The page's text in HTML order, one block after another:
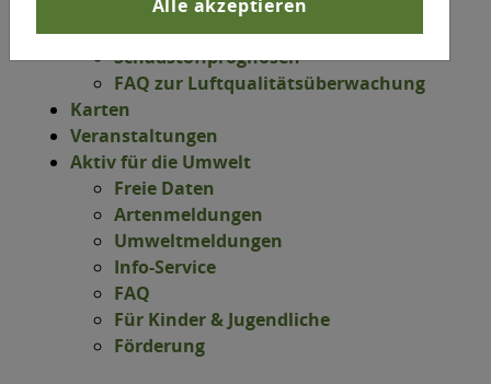
Jahreswerte
Schadstoffprognosen
FAQ zur Luftqualitätsüberwachung
Karten
Veranstaltungen
Aktiv für die Umwelt
Freie Daten
Artenmeldungen
Umweltmeldungen
Info-Service
FAQ
Für Kinder & Jugendliche
Förderung
Alle akzeptieren